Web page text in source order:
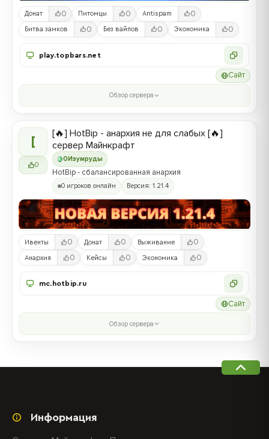
Донат 0 Питомцы 0 Antispam 0
Битва замков 0 Без вайпов 0 Экономика 0
play.topbars.net
Сайт
Обзор сервера
[
0
0 Изумруды
[🔥] HotBip - анархия не для слабых [🔥]
сервер Майнкрафт
HotBip - сбалансированная анархия
0 игроков онлайн Версия: 1.21.4
Ивенты 0 Донат 0 Выживание 0
Анархия 0 Кейсы 0 Экономика 0
mc.hotbip.ru
Сайт
Обзор сервера
Информация